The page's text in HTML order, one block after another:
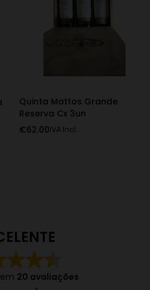
Quinta Mattos Grande
Reserva Cx 3un
€62.00IVA Incl.
20 avaliações